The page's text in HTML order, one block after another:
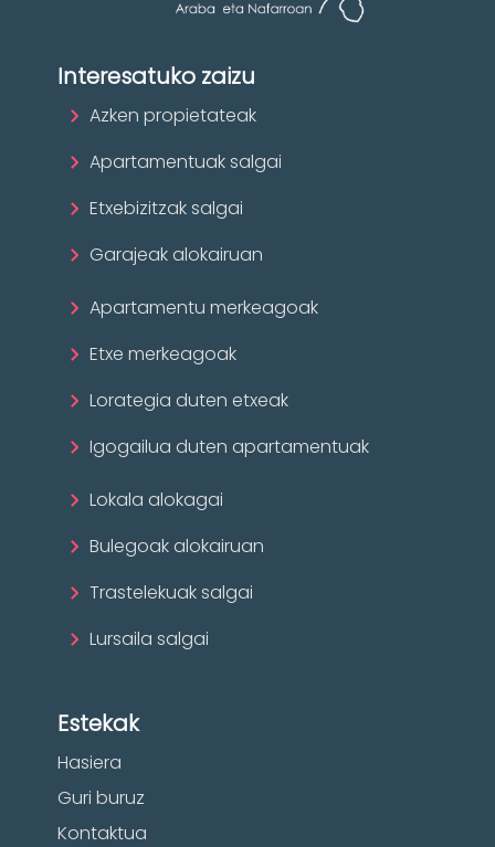
Interesatuko zaizu
Azken propietateak
Apartamentuak salgai
Etxebizitzak salgai
Garajeak alokairuan
Apartamentu merkeagoak
Etxe merkeagoak
Lorategia duten etxeak
Igogailua duten apartamentuak
Lokala alokagai
Bulegoak alokairuan
Trastelekuak salgai
Lursaila salgai
Estekak
Hasiera
Guri buruz
Kontaktua